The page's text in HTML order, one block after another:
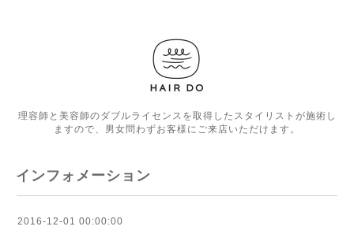
理容師と美容師のダブルライセンスを取得したスタイリストが施術し
ますので、男女問わずお客様にご来店いただけます。
インフォメーション
2016-12-01 00:00:00